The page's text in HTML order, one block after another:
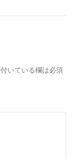
いている欄は必須